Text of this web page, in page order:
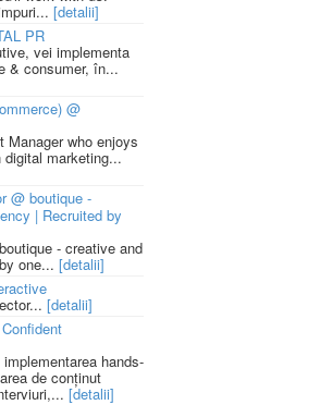
[detalii]
PR
vei implementa
& consumer, în...
@
Manager who enjoys
digital marketing...
@ boutique -
| Recruited by
- creative and
one... [detalii]
[detalii]
hands-
de conținut
[detalii]